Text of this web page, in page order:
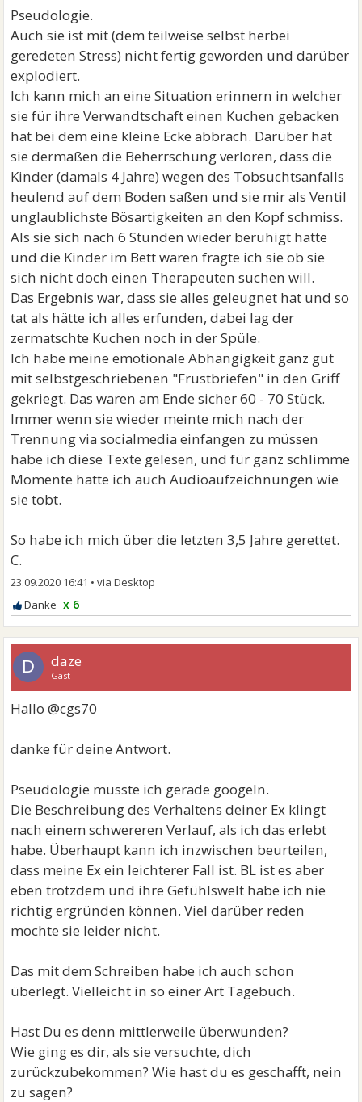
Pseudologie.
Auch sie ist mit (dem teilweise selbst herbei
geredeten Stress) nicht fertig geworden und darüber
explodiert.
Ich kann mich an eine Situation erinnern in welcher
sie für ihre Verwandtschaft einen Kuchen gebacken
hat bei dem eine kleine Ecke abbrach. Darüber hat
sie dermaßen die Beherrschung verloren, dass die
Kinder (damals 4 Jahre) wegen des Tobsuchtsanfalls
heulend auf dem Boden saßen und sie mir als Ventil
unglaublichste Bösartigkeiten an den Kopf schmiss.
Als sie sich nach 6 Stunden wieder beruhigt hatte
und die Kinder im Bett waren fragte ich sie ob sie
sich nicht doch einen Therapeuten suchen will.
Das Ergebnis war, dass sie alles geleugnet hat und so
tat als hätte ich alles erfunden, dabei lag der
zermatschte Kuchen noch in der Spüle.
Ich habe meine emotionale Abhängigkeit ganz gut
mit selbstgeschriebenen "Frustbriefen" in den Griff
gekriegt. Das waren am Ende sicher 60 - 70 Stück.
Immer wenn sie wieder meinte mich nach der
Trennung via socialmedia einfangen zu müssen
habe ich diese Texte gelesen, und für ganz schlimme
Momente hatte ich auch Audioaufzeichnungen wie
sie tobt.
So habe ich mich über die letzten 3,5 Jahre gerettet.
C.
23.09.2020 16:41 •
x 6
D daze
Gast
Hallo @cgs70
danke für deine Antwort.
Pseudologie musste ich gerade googeln.
Die Beschreibung des Verhaltens deiner Ex klingt
nach einem schwereren Verlauf, als ich das erlebt
habe. Überhaupt kann ich inzwischen beurteilen,
dass meine Ex ein leichterer Fall ist. BL ist es aber
eben trotzdem und ihre Gefühlswelt habe ich nie
richtig ergründen können. Viel darüber reden
mochte sie leider nicht.
Das mit dem Schreiben habe ich auch schon
überlegt. Vielleicht in so einer Art Tagebuch.
Hast Du es denn mittlerweile überwunden?
Wie ging es dir, als sie versuchte, dich
zurückzubekommen? Wie hast du es geschafft, nein
zu sagen?